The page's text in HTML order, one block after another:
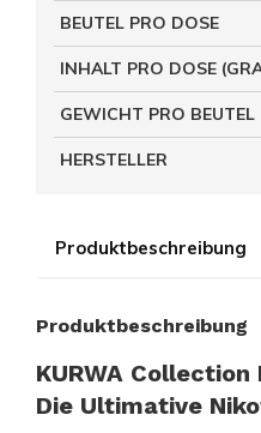
Produktbeschreibung
Produktbeschreibung
KURWA
Die Ultimative
BEUTEL PRO DOSE
INHALT PRO DOSE
GEWICHT PRO BEUTEL
HERSTELLER